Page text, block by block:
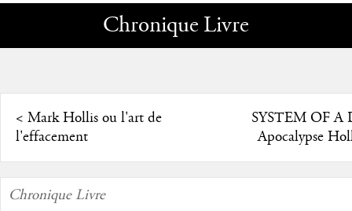
Chronique Livre
< Mark Hollis ou l'art de
l'effacement
SYSTEM OF A
Apocalypse
Chronique Livre